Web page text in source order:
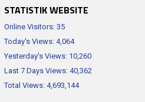
STATISTIK WEBSITE
Online Visitors: 35
Today's Views: 4,064
Yesterday's Views: 10,260
Last 7 Days Views: 40,362
Total Views: 4,693,144